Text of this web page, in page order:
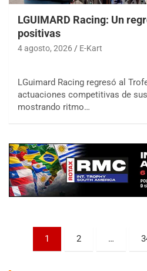
LGUIMARD Racing: Un
positivas
4 agosto, 2026 E-Kart
LGuimard Racing regresó al
actuaciones competitivas de
mostrando ritmo…
Paginación
1 2 …
COBERTURA ESPECIAL DE E-
08/09-AGO
Baradero (Buenos Aires)
KDO - F6
Ciudad de Trenque Lauquen (Asfalto)
Trenque Lauquen (Buenos Aires)
Parque de la Velocidad (Asfalto)
Villaguay (Entre Ríos)